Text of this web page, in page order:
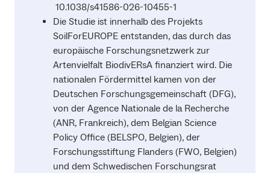
10.1038/s41586-026-10455-1
Die Studie ist innerhalb des Projekts
SoilForEUROPE entstanden, das durch das
europäische Forschungsnetzwerk zur
Artenvielfalt BiodivERsA finanziert wird. Die
nationalen Fördermittel kamen von der
Deutschen Forschungsgemeinschaft (DFG),
von der Agence Nationale de la Recherche
(ANR, Frankreich), dem Belgian Science
Policy Office (BELSPO, Belgien), der
Forschungsstiftung Flanders (FWO, Belgien)
und dem Schwedischen Forschungsrat